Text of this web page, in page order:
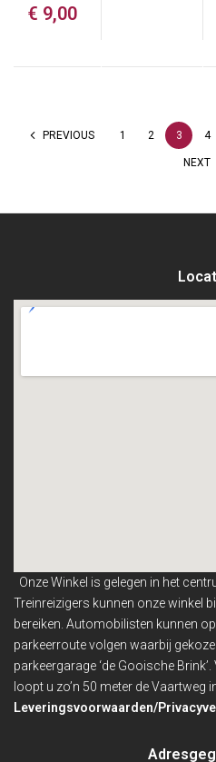
€ 9,00
PREVIOUS 1 2 3 4
NEXT
Onze Winkel is gelegen in het
Treinreizigers kunnen onze winkel
bereiken. Automobilisten kunnen
parkeerroute volgen waarbij
parkeergarage ‘de Gooische
loopt u zo’n 50 meter de Vaartweg
Leveringsvoorwaarden/